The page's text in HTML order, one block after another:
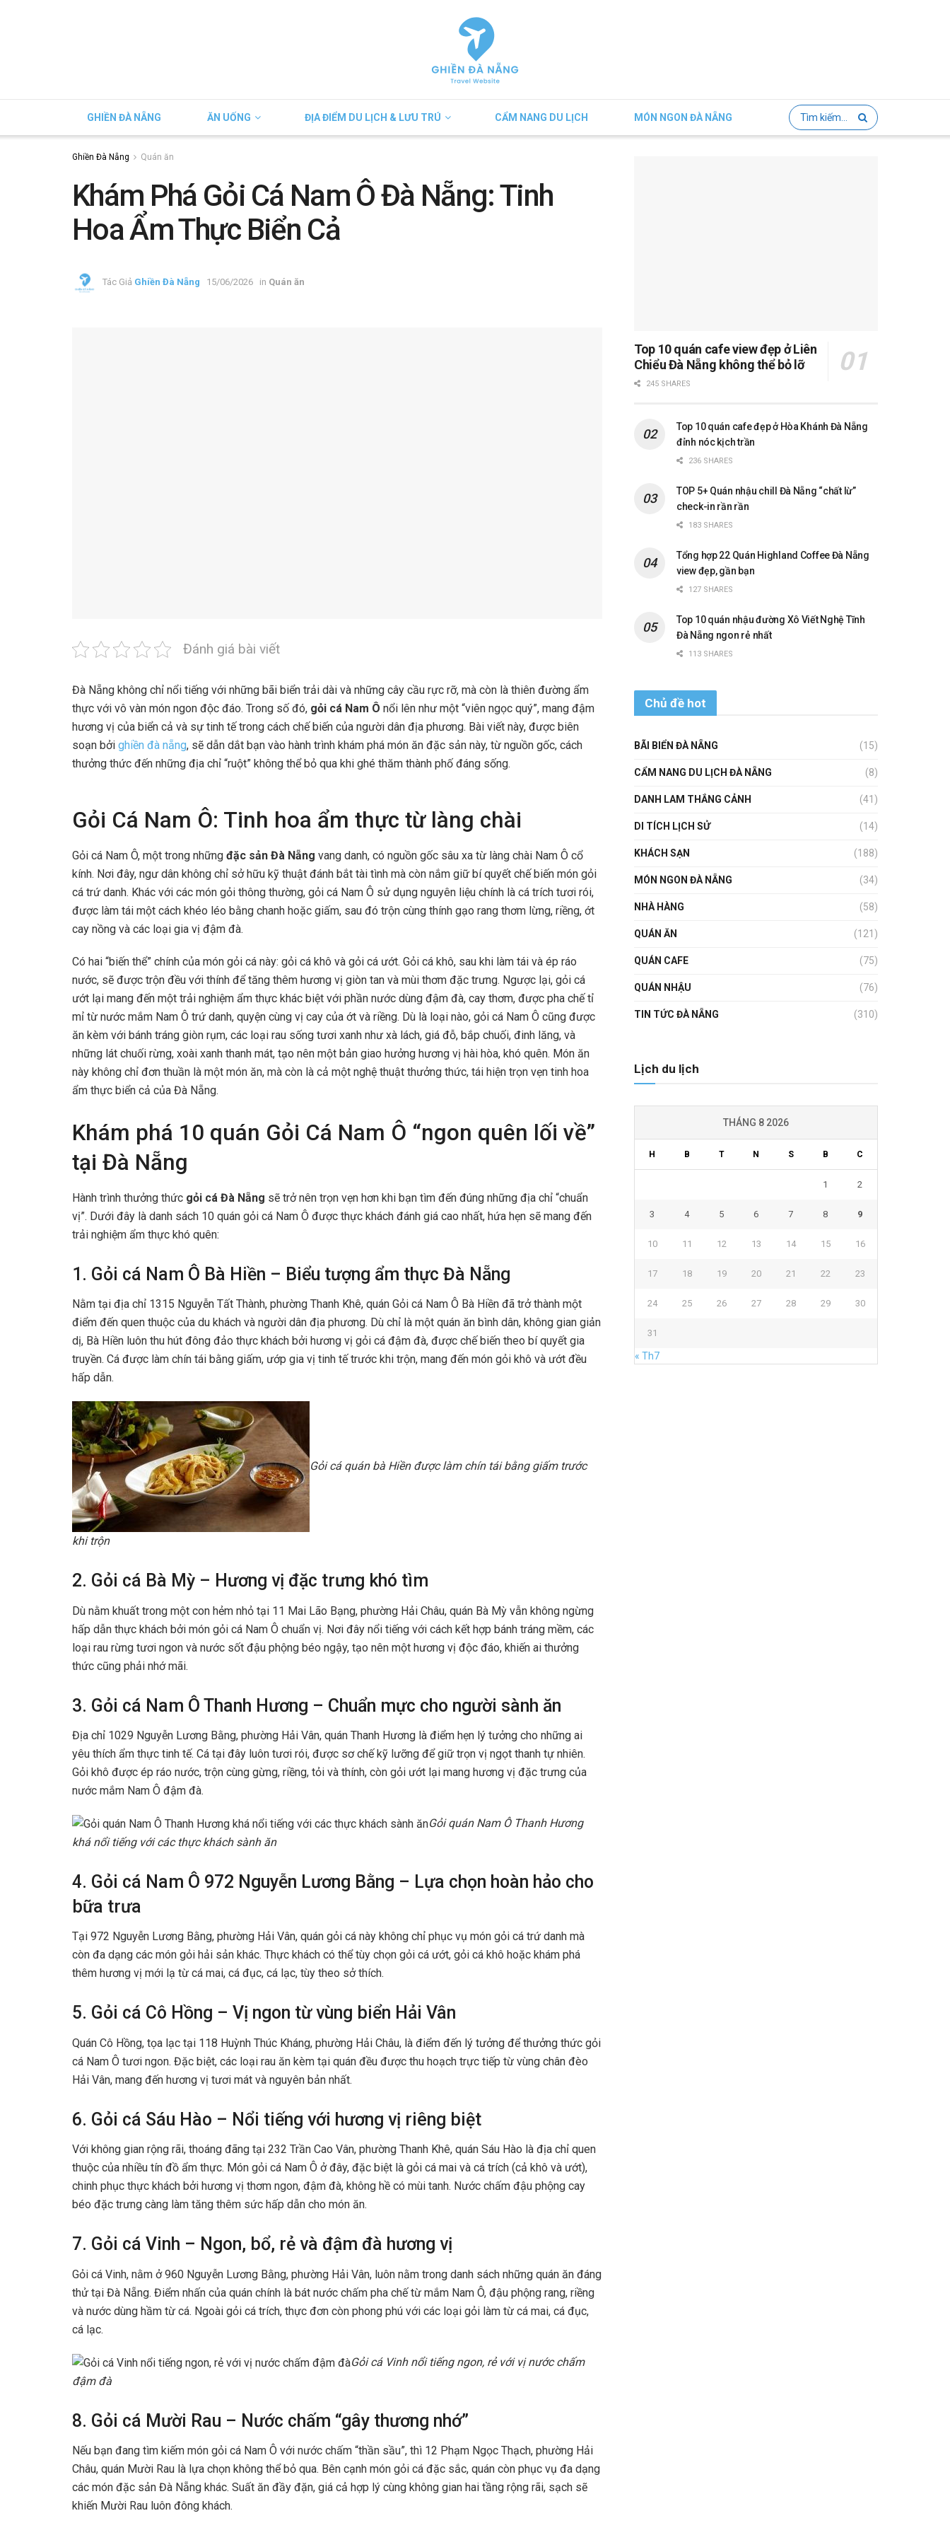
GHIỀN ĐÀ NẴNG ĂN UỐNG ĐỊA ĐIỂM DU LỊCH & LƯU TRÚ CẨM NANG DU LỊCH MÓN NGON ĐÀ NẴNG
Ghiền Đà Nẵng Quán ăn
Khám Phá Gỏi Cá Nam Ô Đà Nẵng: Tinh
Hoa Ẩm Thực Biển Cả
Tác Giả Ghiền Đà Nẵng 15/06/2026 in Quán ăn
Đánh giá bài viết
Đà Nẵng không chỉ nổi tiếng với những bãi biển trải dài và những cây cầu rực rỡ, mà còn là thiên đường ẩm
thực với vô vàn món ngon độc đáo. Trong số đó, gỏi cá Nam Ô nổi lên như một “viên ngọc quý”, mang đậm
hương vị của biển cả và sự tinh tế trong cách chế biến của người dân địa phương. Bài viết này, được biên
soạn bởi ghiền đà nẵng, sẽ dẫn dắt bạn vào hành trình khám phá món ăn đặc sản này, từ nguồn gốc, cách
thưởng thức đến những địa chỉ “ruột” không thể bỏ qua khi ghé thăm thành phố đáng sống.
Gỏi Cá Nam Ô: Tinh hoa ẩm thực từ làng chài
Gỏi cá Nam Ô, một trong những đặc sản Đà Nẵng vang danh, có nguồn gốc sâu xa từ làng chài Nam Ô cổ
kính. Nơi đây, ngư dân không chỉ sở hữu kỹ thuật đánh bắt tài tình mà còn nắm giữ bí quyết chế biến món gỏi
cá trứ danh. Khác với các món gỏi thông thường, gỏi cá Nam Ô sử dụng nguyên liệu chính là cá trích tươi rói,
được làm tái một cách khéo léo bằng chanh hoặc giấm, sau đó trộn cùng thính gạo rang thơm lừng, riềng, ớt
cay nồng và các loại gia vị đậm đà.
Có hai “biến thể” chính của món gỏi cá này: gỏi cá khô và gỏi cá ướt. Gỏi cá khô, sau khi làm tái và ép ráo
nước, sẽ được trộn đều với thính để tăng thêm hương vị giòn tan và mùi thơm đặc trưng. Ngược lại, gỏi cá
ướt lại mang đến một trải nghiệm ẩm thực khác biệt với phần nước dùng đậm đà, cay thơm, được pha chế tỉ
mỉ từ nước mắm Nam Ô trứ danh, quyện cùng vị cay của ớt và riềng. Dù là loại nào, gỏi cá Nam Ô cũng được
ăn kèm với bánh tráng giòn rụm, các loại rau sống tươi xanh như xà lách, giá đỗ, bắp chuối, đinh lăng, và
những lát chuối rừng, xoài xanh thanh mát, tạo nên một bản giao hưởng hương vị hài hòa, khó quên. Món ăn
này không chỉ đơn thuần là một món ăn, mà còn là cả một nghệ thuật thưởng thức, tái hiện trọn vẹn tinh hoa
ẩm thực biển cả của Đà Nẵng.
Khám phá 10 quán Gỏi Cá Nam Ô “ngon quên lối về”
tại Đà Nẵng
Hành trình thưởng thức gỏi cá Đà Nẵng sẽ trở nên trọn vẹn hơn khi bạn tìm đến đúng những địa chỉ “chuẩn
vị”. Dưới đây là danh sách 10 quán gỏi cá Nam Ô được thực khách đánh giá cao nhất, hứa hẹn sẽ mang đến
trải nghiệm ẩm thực khó quên:
1. Gỏi cá Nam Ô Bà Hiền – Biểu tượng ẩm thực Đà Nẵng
Nằm tại địa chỉ 1315 Nguyễn Tất Thành, phường Thanh Khê, quán Gỏi cá Nam Ô Bà Hiền đã trở thành một
điểm đến quen thuộc của du khách và người dân địa phương. Dù chỉ là một quán ăn bình dân, không gian giản
dị, Bà Hiền luôn thu hút đông đảo thực khách bởi hương vị gỏi cá đậm đà, được chế biến theo bí quyết gia
truyền. Cá được làm chín tái bằng giấm, ướp gia vị tinh tế trước khi trộn, mang đến món gỏi khô và ướt đều
hấp dẫn.
Gỏi cá quán bà Hiền được làm chín tái bằng giấm trước
khi trộn
2. Gỏi cá Bà Mỳ – Hương vị đặc trưng khó tìm
Dù nằm khuất trong một con hẻm nhỏ tại 11 Mai Lão Bạng, phường Hải Châu, quán Bà Mỳ vẫn không ngừng
hấp dẫn thực khách bởi món gỏi cá Nam Ô chuẩn vị. Nơi đây nổi tiếng với cách kết hợp bánh tráng mềm, các
loại rau rừng tươi ngon và nước sốt đậu phộng béo ngậy, tạo nên một hương vị độc đáo, khiến ai thưởng
thức cũng phải nhớ mãi.
3. Gỏi cá Nam Ô Thanh Hương – Chuẩn mực cho người sành ăn
Địa chỉ 1029 Nguyễn Lương Bằng, phường Hải Vân, quán Thanh Hương là điểm hẹn lý tưởng cho những ai
yêu thích ẩm thực tinh tế. Cá tại đây luôn tươi rói, được sơ chế kỹ lưỡng để giữ trọn vị ngọt thanh tự nhiên.
Gỏi khô được ép ráo nước, trộn cùng gừng, riềng, tỏi và thính, còn gỏi ướt lại mang hương vị đặc trưng của
nước mắm Nam Ô đậm đà.
Gỏi quán Nam Ô Thanh Hương
khá nổi tiếng với các thực khách sành ăn
4. Gỏi cá Nam Ô 972 Nguyễn Lương Bằng – Lựa chọn hoàn hảo cho
bữa trưa
Tại 972 Nguyễn Lương Bằng, phường Hải Vân, quán gỏi cá này không chỉ phục vụ món gỏi cá trứ danh mà
còn đa dạng các món gỏi hải sản khác. Thực khách có thể tùy chọn gỏi cá ướt, gỏi cá khô hoặc khám phá
thêm hương vị mới lạ từ cá mai, cá đục, cá lạc, tùy theo sở thích.
5. Gỏi cá Cô Hồng – Vị ngon từ vùng biển Hải Vân
Quán Cô Hồng, tọa lạc tại 118 Huỳnh Thúc Kháng, phường Hải Châu, là điểm đến lý tưởng để thưởng thức gỏi
cá Nam Ô tươi ngon. Đặc biệt, các loại rau ăn kèm tại quán đều được thu hoạch trực tiếp từ vùng chân đèo
Hải Vân, mang đến hương vị tươi mát và nguyên bản nhất.
6. Gỏi cá Sáu Hào – Nổi tiếng với hương vị riêng biệt
Với không gian rộng rãi, thoáng đãng tại 232 Trần Cao Vân, phường Thanh Khê, quán Sáu Hào là địa chỉ quen
thuộc của nhiều tín đồ ẩm thực. Món gỏi cá Nam Ô ở đây, đặc biệt là gỏi cá mai và cá trích (cả khô và ướt),
chinh phục thực khách bởi hương vị thơm ngon, đậm đà, không hề có mùi tanh. Nước chấm đậu phộng cay
béo đặc trưng càng làm tăng thêm sức hấp dẫn cho món ăn.
7. Gỏi cá Vinh – Ngon, bổ, rẻ và đậm đà hương vị
Gỏi cá Vinh, nằm ở 960 Nguyễn Lương Bằng, phường Hải Vân, luôn nằm trong danh sách những quán ăn đáng
thử tại Đà Nẵng. Điểm nhấn của quán chính là bát nước chấm pha chế từ mắm Nam Ô, đậu phộng rang, riềng
và nước dùng hầm từ cá. Ngoài gỏi cá trích, thực đơn còn phong phú với các loại gỏi làm từ cá mai, cá đục,
cá lạc.
Gỏi cá Vinh nổi tiếng ngon, rẻ với vị nước chấm
đậm đà
8. Gỏi cá Mười Rau – Nước chấm “gây thương nhớ”
Nếu bạn đang tìm kiếm món gỏi cá Nam Ô với nước chấm “thần sầu”, thì 12 Phạm Ngọc Thạch, phường Hải
Châu, quán Mười Rau là lựa chọn không thể bỏ qua. Bên cạnh món gỏi cá đặc sắc, quán còn phục vụ đa dạng
các món đặc sản Đà Nẵng khác. Suất ăn đầy đặn, giá cả hợp lý cùng không gian hai tầng rộng rãi, sạch sẽ
khiến Mười Rau luôn đông khách.
Top 10 quán cafe view đẹp ở Liên
Chiểu Đà Nẵng không thể bỏ lỡ
245 SHARES
Top 10 quán cafe đẹp ở Hòa Khánh Đà Nẵng
đỉnh nóc kịch trần
236 SHARES
TOP 5+ Quán nhậu chill Đà Nẵng “chất lừ”
check-in rần rần
183 SHARES
Tổng hợp 22 Quán Highland Coffee Đà Nẵng
view đẹp, gần bạn
127 SHARES
Top 10 quán nhậu đường Xô Viết Nghệ Tĩnh
Đà Nẵng ngon rẻ nhất
113 SHARES
Chủ đề hot
BÃI BIỂN ĐÀ NẴNG (15)
CẨM NANG DU LỊCH ĐÀ NẴNG (8)
DANH LAM THẮNG CẢNH (41)
DI TÍCH LỊCH SỬ (14)
KHÁCH SẠN (188)
MÓN NGON ĐÀ NẴNG (34)
NHÀ HÀNG (58)
QUÁN ĂN (121)
QUÁN CAFE (75)
QUÁN NHẬU (76)
TIN TỨC ĐÀ NẴNG (310)
Lịch du lịch
THÁNG 8 2026
H B T N S B C
1 2
3 4 5 6 7 8 9
10 11 12 13 14 15 16
17 18 19 20 21 22 23
24 25 26 27 28 29 30
31
« Th7